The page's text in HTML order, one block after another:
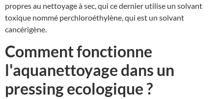
propres au nettoyage à sec, qui ce dernier utilise un solvant
toxique nommé perchloroéthylène, qui est un solvant
cancérigène.
Comment fonctionne
l'aquanettoyage dans un
pressing ecologique ?